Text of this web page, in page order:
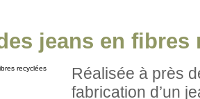
jeans en fibres
Réalisée à près
fabrication d’un